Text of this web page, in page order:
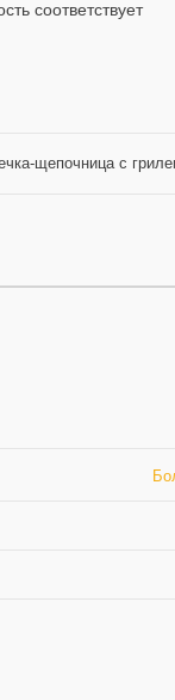
соответствует
щепочница с